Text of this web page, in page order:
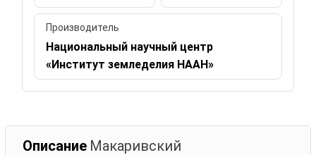
Производитель
Национальный научный центр
«Институт земледелия НААН»
Описание Макаривский